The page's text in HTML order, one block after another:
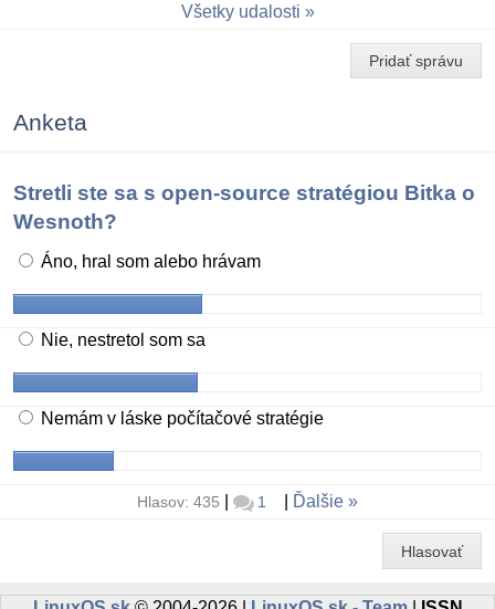
Všetky udalosti
Pridať správu
Anketa
Stretli ste sa s open-source stratégiou Bitka o
Wesnoth?
Áno, hral som alebo hrávam
Nie, nestretol som sa
Nemám v láske počítačové stratégie
Hlasov: 435 1 Ďalšie
Hlasovať